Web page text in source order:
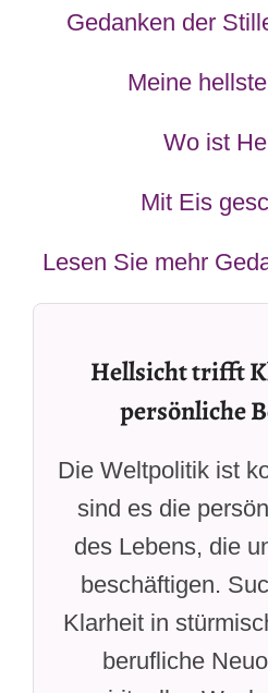
Gedanken der
Meine
Wo ist
Mit Eis
Lesen Sie mehr
Hellsicht trifft
persönliche
Die Weltpolitik ist
sind es die
des Lebens, die
beschäftigen.
Klarheit in
berufliche